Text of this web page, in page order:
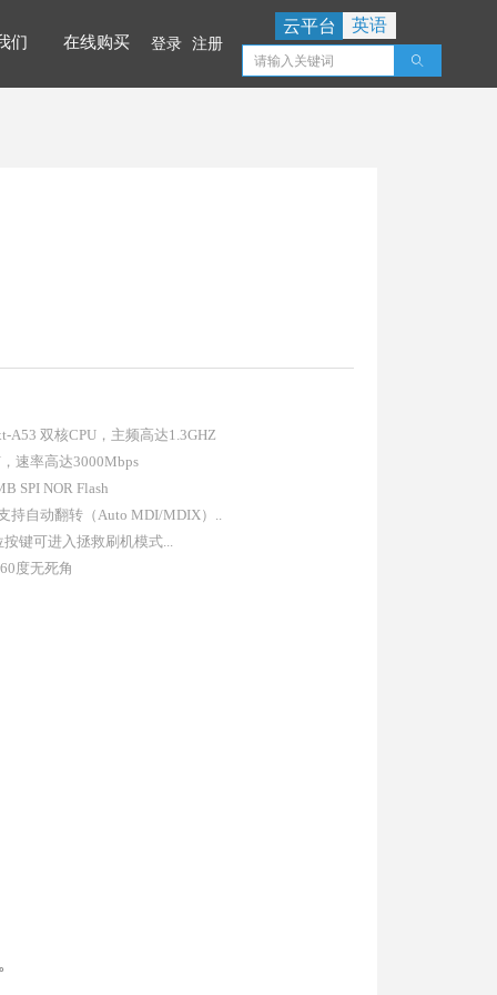
登录 注册
们 在线购买
云平台 英语
ꄠ
双核CPU，主频高达1.3GHZ
速率高达3000Mbps
SPI NOR Flash
持自动翻转（Auto MDI/MDIX）..
键可进入拯救刷机模式...
度无死角